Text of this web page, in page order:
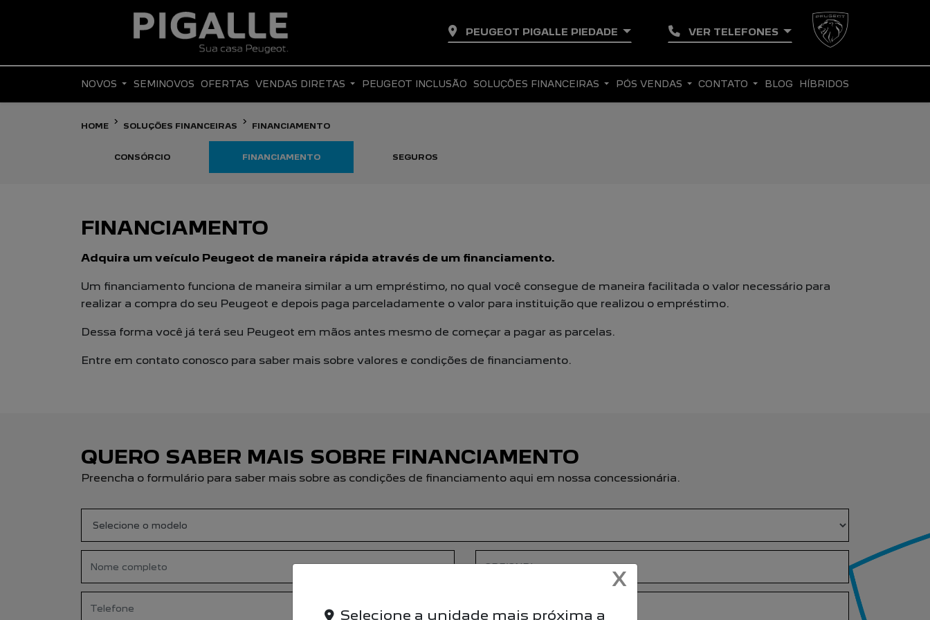
PEUGEOT PIGALLE PIEDADE VER TELEFONES
NOVOS SEMINOVOS OFERTAS VENDAS DIRETAS PEUGEOT INCLUSÃO SOLUÇÕES FINANCEIRAS PÓS VENDAS CONTATO BLOG HÍBRIDOS
HOME SOLUÇÕES FINANCEIRAS FINANCIAMENTO
CONSÓRCIO FINANCIAMENTO SEGUROS
FINANCIAMENTO
Adquira um veículo Peugeot de maneira rápida através de um financiamento.
Um financiamento funciona de maneira similar a um empréstimo, no qual você consegue de maneira facilitada o valor necessário para
realizar a compra do seu Peugeot e depois paga parceladamente o valor para instituição que realizou o empréstimo.
Dessa forma você já terá seu Peugeot em mãos antes mesmo de começar a pagar as parcelas.
Entre em contato conosco para saber mais sobre valores e condições de financiamento.
QUERO SABER MAIS SOBRE FINANCIAMENTO
Preencha o formulário para saber mais sobre as condições de financiamento aqui em nossa concessionária.
X
Selecione a unidade mais próxima a